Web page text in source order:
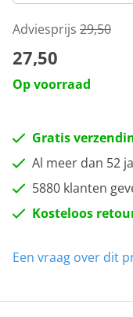
Adviesprijs 29,50
27,50
Op voorraad
Gratis
Al meer dan 52
5880 klanten
Kosteloos
Een vraag over dit